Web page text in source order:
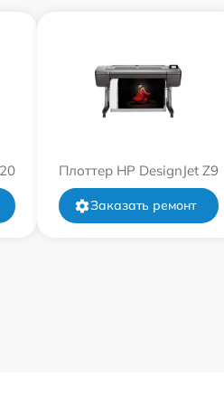
Плоттер HP DesignJet Z9
Заказать ремонт